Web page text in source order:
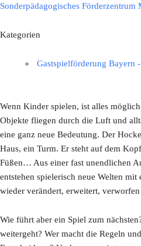
Sonderpädagogisches Förderzentrum
Kategorien
Gastspielförderung Bayern
Wenn Kinder spielen, ist alles
Objekte fliegen durch die Luft und
eine ganz neue Bedeutung. Der
Haus, ein Turm. Er steht auf dem
Füßen… Aus einer fast unendlichen
entstehen spielerisch neue Welten
wieder verändert, erweitert,
Wie führt aber ein Spiel zum
weitergeht? Wer macht die Regeln